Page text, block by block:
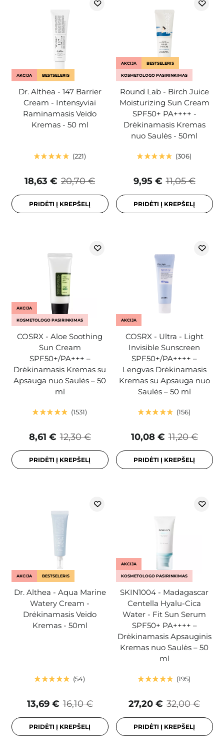
AKCIJA BESTSELERIS
Dr. Althea - 147 Barrier
Cream - Intensyviai
Raminamasis Veido
Kremas - 50 ml
221
20,70 €
18,63 €
PRIDĖTI Į KREPŠELĮ
AKCIJA BESTSELERIS
KOSMETOLOGO PASIRINKIMAS
Round Lab - Birch Juice
Moisturizing Sun Cream
SPF50+ PA++++ -
Drėkinamasis Kremas
nuo Saulės - 50ml
306
11,05 €
9,95 €
PRIDĖTI Į KREPŠELĮ
AKCIJA
KOSMETOLOGO PASIRINKIMAS
COSRX - Aloe Soothing
Sun Cream
SPF50+/PA+++ –
Drėkinamasis Kremas su
Apsauga nuo Saulės – 50
ml
1531
12,30 €
8,61 €
PRIDĖTI Į KREPŠELĮ
AKCIJA
COSRX - Ultra - Light
Invisible Sunscreen
SPF50+/PA++++ –
Lengvas Drėkinamasis
Kremas su Apsauga nuo
Saulės – 50 ml
156
11,20 €
10,08 €
PRIDĖTI Į KREPŠELĮ
AKCIJA BESTSELERIS
Dr. Althea - Aqua Marine
Watery Cream -
Drėkinamasis Veido
Kremas - 50ml
54
16,10 €
13,69 €
PRIDĖTI Į KREPŠELĮ
AKCIJA
KOSMETOLOGO PASIRINKIMAS
SKIN1004 - Madagascar
Centella Hyalu-Cica
Water - Fit Sun Serum
SPF50+ PA++++ –
Drėkinamasis Apsauginis
Kremas nuo Saulės – 50
ml
195
32,00 €
27,20 €
PRIDĖTI Į KREPŠELĮ